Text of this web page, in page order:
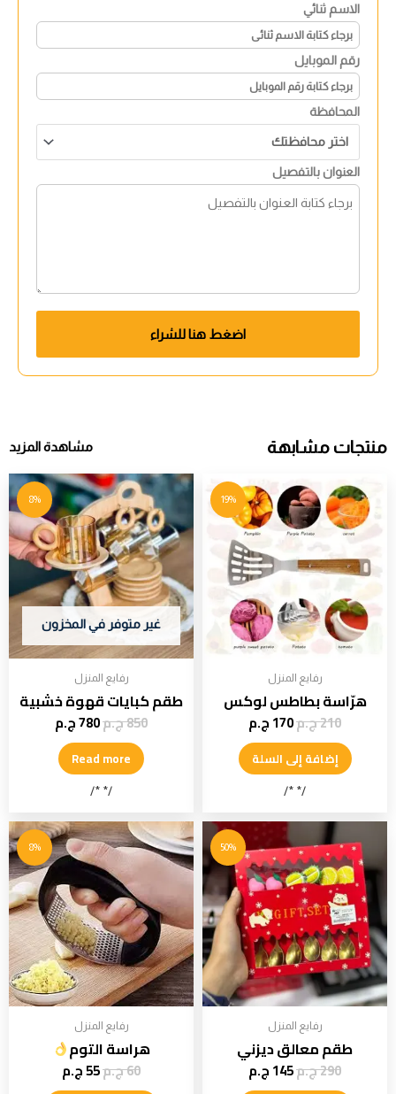
الاسم ثنائي
رقم الموبايل
المحافظة
العنوان بالتفصيل
اضغط هنا للشراء
منتجات مشابهة مشاهدة المزيد
19%
رفايع المنزل
هرّاسة بطاطس لوكس
210ج.م170ج.م
إضافة إلى السلة
/* */
8%
غير متوفر في المخزون
رفايع المنزل
طقم كبايات قهوة خشبية
850ج.م780ج.م
Read more
/* */
50%
رفايع المنزل
طقم معالق ديزني
290ج.م145ج.م
8%
رفايع المنزل
هراسة التوم
60ج.م55ج.م